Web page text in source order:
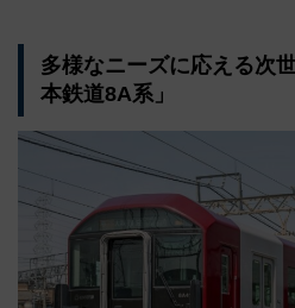
多様なニーズに応える次
本鉄道8A系」